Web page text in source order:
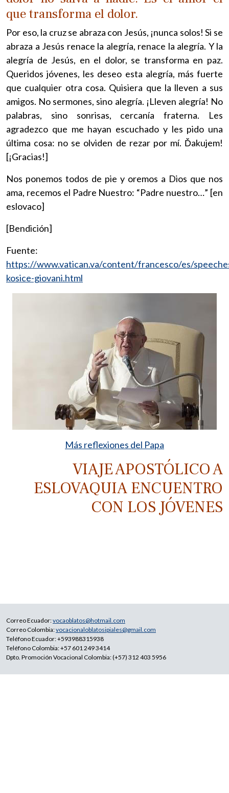
que transforma el dolor.
Por eso, la cruz se abraza con Jesús, ¡nunca solos! Si se
abraza a Jesús renace la alegría, renace la alegría. Y la
alegría de Jesús, en el dolor, se transforma en paz.
Queridos jóvenes, les deseo esta alegría, más fuerte
que cualquier otra cosa. Quisiera que la lleven a sus
amigos. No sermones, sino alegría. ¡Lleven alegría! No
palabras, sino sonrisas, cercanía fraterna. Les
agradezco que me hayan escuchado y les pido una
última cosa: no se olviden de rezar por mí. Ďakujem!
[¡Gracias!]
Nos ponemos todos de pie y oremos a Dios que nos
ama, recemos el Padre Nuestro: “Padre nuestro…” [en
eslovaco]
[Bendición]
Fuente:
https://www.vatican.va/content/francesco/es/
kosice-giovani.html
Más reflexiones del Papa
VIAJE APOSTÓLICO A
ESLOVAQUIA ENCUENTRO
CON LOS JÓVENES
Correo Ecuador:vocaoblatos@hotmail.com
Correo Colombia:vocacionaloblatosipiales@gmail.com
Teléfono Ecuador: +593988315938
Teléfono Colombia: +57 601 249 3414
Dpto. Promoción Vocacional Colombia: (+57) 312 403 5956